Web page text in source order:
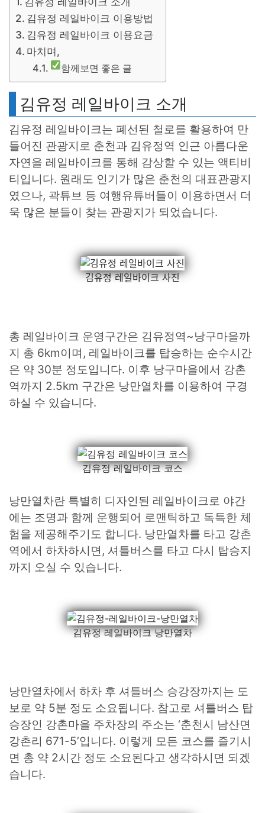
김유정 레일바이크 이용방법
김유정 레일바이크 이용요금
마치며,
함께보면 좋은 글
김유정 레일바이크 소개
김유정 레일바이크는 폐선된 철로를 활용하여 만
들어진 관광지로 춘천과 김유정역 인근 아름다운
자연을 레일바이크를 통해 감상할 수 있는 액티비
티입니다. 원래도 인기가 많은 춘천의 대표관광지
였으나, 곽튜브 등 여행유튜버들이 이용하면서 더
욱 많은 분들이 찾는 관광지가 되었습니다.
김유정 레일바이크 사진
총 레일바이크 운영구간은 김유정역~낭구마을까
지 총 6km이며, 레일바이크를 탑승하는 순수시간
은 약 30분 정도입니다. 이후 낭구마을에서 강촌
역까지 2.5km 구간은 낭만열차를 이용하여 구경
하실 수 있습니다.
김유정 레일바이크 코스
낭만열차란 특별히 디자인된 레일바이크로 야간
에는 조명과 함께 운행되어 로맨틱하고 독특한 체
험을 제공해주기도 합니다. 낭만열차를 타고 강촌
역에서 하차하시면, 셔틀버스를 타고 다시 탑승지
까지 오실 수 있습니다.
김유정 레일바이크 낭만열차
낭만열차에서 하차 후 셔틀버스 승강장까지는 도
보로 약 5분 정도 소요됩니다. 참고로 셔틀버스 탑
승장인 강촌마을 주차장의 주소는 ‘춘천시 남산면
강촌리 671-5’입니다. 이렇게 모든 코스를 즐기시
면 총 약 2시간 정도 소요된다고 생각하시면 되겠
습니다.